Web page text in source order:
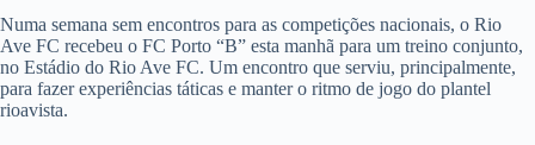
Numa semana sem encontros para as competições nacionais, o Rio
Ave FC recebeu o FC Porto “B” esta manhã para um treino conjunto,
no Estádio do Rio Ave FC. Um encontro que serviu, principalmente,
para fazer experiências táticas e manter o ritmo de jogo do plantel
rioavista.